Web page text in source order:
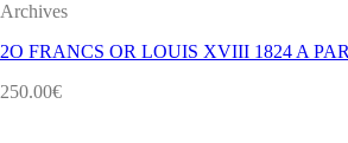
Archives
2O FRANCS OR LOUIS XVIII 1824 A
250.00€